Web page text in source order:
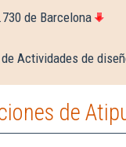
de Barcelona
Actividades de
de